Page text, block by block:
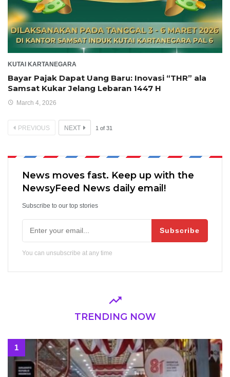
KUTAI KARTANEGARA
Bayar Pajak Dapat Uang Baru: Inovasi “THR” ala
Samsat Kukar Jelang Lebaran 1447 H
March 4, 2026
PREVIOUS NEXT 1 of 31
News moves fast. Keep up with the
NewsyFeed News daily email!
Subscribe to our top stories
Subscribe
You can unsubscribe at any time
TRENDING NOW